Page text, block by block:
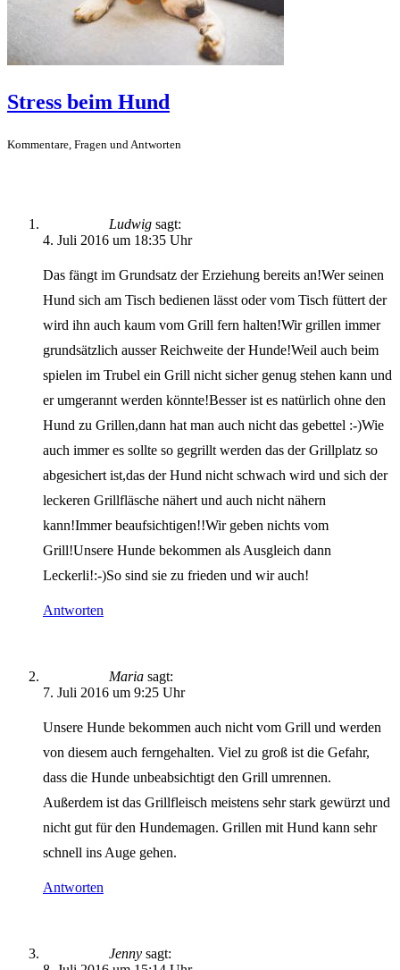
Stress beim Hund
Kommentare, Fragen und Antworten
Ludwig sagt:
4. Juli 2016 um 18:35 Uhr
Das fängt im Grundsatz der Erziehung bereits an!Wer seinen
Hund sich am Tisch bedienen lässt oder vom Tisch füttert der
wird ihn auch kaum vom Grill fern halten!Wir grillen immer
grundsätzlich ausser Reichweite der Hunde!Weil auch beim
spielen im Trubel ein Grill nicht sicher genug stehen kann und
er umgerannt werden könnte!Besser ist es natürlich ohne den
Hund zu Grillen,dann hat man auch nicht das gebettel :-)Wie
auch immer es sollte so gegrillt werden das der Grillplatz so
abgesichert ist,das der Hund nicht schwach wird und sich der
leckeren Grillfläsche nähert und auch nicht nähern
kann!Immer beaufsichtigen!!Wir geben nichts vom
Grill!Unsere Hunde bekommen als Ausgleich dann
Leckerli!:-)So sind sie zu frieden und wir auch!
Antworten
Maria sagt:
7. Juli 2016 um 9:25 Uhr
Unsere Hunde bekommen auch nicht vom Grill und werden
von diesem auch ferngehalten. Viel zu groß ist die Gefahr,
dass die Hunde unbeabsichtigt den Grill umrennen.
Außerdem ist das Grillfleisch meistens sehr stark gewürzt und
nicht gut für den Hundemagen. Grillen mit Hund kann sehr
schnell ins Auge gehen.
Antworten
Jenny sagt: